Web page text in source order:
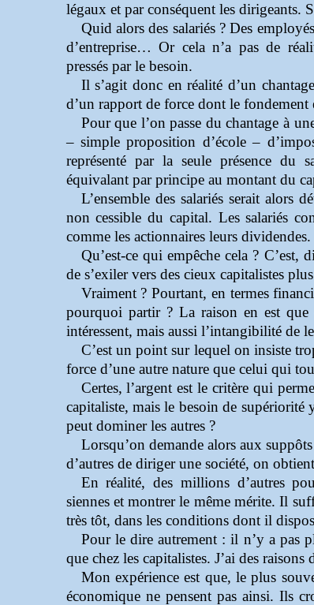
légaux et par conséquent les dirigeants.
Quid alors des salariés ? Des
d’entreprise… Or cela n’a pas de
pressés par le besoin.
Il s’agit donc en réalité d’un
d’un rapport de force dont le
Pour que l’on passe du chantage à
– simple proposition d’école –
représenté par la seule présence du
équivalant par principe au montant du
L’ensemble des salariés serait alors
non cessible du capital. Les salariés
comme les actionnaires leurs dividendes.
Qu’est-ce qui empêche cela ? C’est,
de s’exiler vers des cieux capitalistes
Vraiment ? Pourtant, en termes
pourquoi partir ? La raison en est que
intéressent, mais aussi l’intangibilité de
C’est un point sur lequel on insiste
force d’une autre nature que celui qui
Certes, l’argent est le critère qui
capitaliste, mais le besoin de
peut dominer les autres ?
Lorsqu’on demande alors aux
d’autres de diriger une société, on
En réalité, des millions d’autres
siennes et montrer le même mérite. Il
très tôt, dans les conditions dont il
Pour le dire autrement : il n’y a pas
que chez les capitalistes. J’ai des
Mon expérience est que, le plus
économique ne pensent pas ainsi. Ils